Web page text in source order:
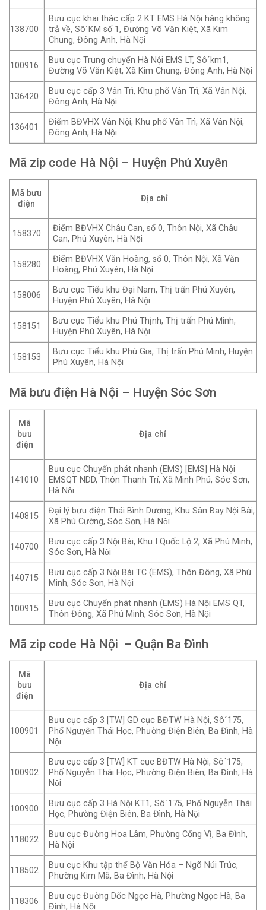
138700
Bưu cục khai thác cấp 2 KT EMS Hà Nội hàng không
trả về, Sô´KM số 1, Đường Võ Văn Kiệt, Xã Kim
Chung, Đông Anh, Hà Nội
100916
Bưu cục Trung chuyển Hà Nội EMS LT, Sô´km1,
Đường Võ Văn Kiệt, Xã Kim Chung, Đông Anh, Hà Nội
136420
Bưu cục cấp 3 Vân Trì, Khu phố Vân Trì, Xã Vân Nội,
Đông Anh, Hà Nội
136401
Điểm BĐVHX Vân Nội, Khu phố Vân Trì, Xã Vân Nội,
Đông Anh, Hà Nội
Mã zip code Hà Nội – Huyện Phú Xuyên
Mã bưu
điện
Địa chỉ
158370
Điểm BĐVHX Châu Can, số 0, Thôn Nội, Xã Châu
Can, Phú Xuyên, Hà Nội
158280
Điểm BĐVHX Văn Hoàng, số 0, Thôn Nội, Xã Văn
Hoàng, Phú Xuyên, Hà Nội
158006
Bưu cục Tiểu khu Đại Nam, Thị trấn Phú Xuyên,
Huyện Phú Xuyên, Hà Nội
158151
Bưu cục Tiểu khu Phú Thịnh, Thị trấn Phú Minh,
Huyện Phú Xuyên, Hà Nội
158153
Bưu cục Tiểu khu Phú Gia, Thị trấn Phú Minh, Huyện
Phú Xuyên, Hà Nội
Mã bưu điện Hà Nội – Huyện Sóc Sơn
Mã
bưu
điện
Địa chỉ
141010
Bưu cục Chuyển phát nhanh (EMS) [EMS] Hà Nội
EMSQT NDD, Thôn Thanh Trí, Xã Minh Phú, Sóc Sơn,
Hà Nội
140815
Đại lý bưu điện Thái Bình Dương, Khu Sân Bay Nội Bài,
Xã Phú Cường, Sóc Sơn, Hà Nội
140700
Bưu cục cấp 3 Nội Bài, Khu I Quốc Lộ 2, Xã Phú Minh,
Sóc Sơn, Hà Nội
140715
Bưu cục cấp 3 Nội Bài TC (EMS), Thôn Đông, Xã Phú
Minh, Sóc Sơn, Hà Nội
100915
Bưu cục Chuyển phát nhanh (EMS) Hà Nội EMS QT,
Thôn Đông, Xã Phú Minh, Sóc Sơn, Hà Nội
Mã zip code Hà Nội – Quận Ba Đình
Mã
bưu
điện
Địa chỉ
100901
Bưu cục cấp 3 [TW] GD cục BĐTW Hà Nội, Sô´175,
Phố Nguyễn Thái Học, Phường Điện Biên, Ba Đình, Hà
Nội
100902
Bưu cục cấp 3 [TW] KT cục BĐTW Hà Nội, Sô´175,
Phố Nguyễn Thái Học, Phường Điện Biên, Ba Đình, Hà
Nội
100900
Bưu cục cấp 3 Hà Nội KT1, Sô´175, Phố Nguyễn Thái
Học, Phường Điện Biên, Ba Đình, Hà Nội
118022
Bưu cục Đường Hoa Lâm, Phường Cống Vị, Ba Đình,
Hà Nội
118502
Bưu cục Khu tập thể Bộ Văn Hóa – Ngõ Núi Trúc,
Phường Kim Mã, Ba Đình, Hà Nội
118306
Bưu cục Đường Dốc Ngọc Hà, Phường Ngọc Hà, Ba
Đình, Hà Nội